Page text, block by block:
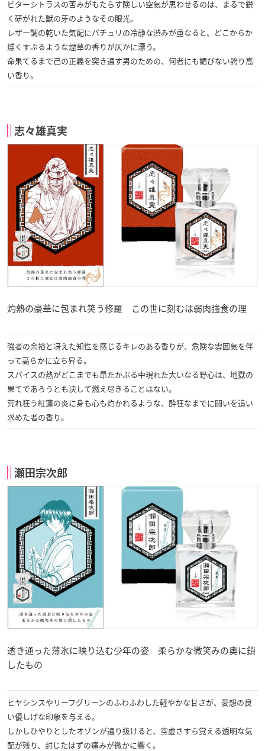
ビターシトラスの苦みがもたらす険しい空気が思わせるのは、まるで鋭
く研がれた獣の牙のようなその眼光。
レザー調の乾いた気配にパチュリの冷静な渋みが重なると、どこからか
燻くすぶるような煙草の香りが仄かに漂う。
命果てるまで己の正義を突き通す男のための、何者にも媚びない誇り高
い香り。
志々雄真実
灼熱の豪華に包まれ笑う修羅 この世に刻むは弱肉強食の理
強者の余裕と冴えた知性を感じるキレのある香りが、危険な雰囲気を伴
って高らかに立ち昇る。
スパイスの熱がどこまでも昂たかぶる中現れた大いなる野心は、地獄の
果てであろうとも決して燃え尽きることはない。
荒れ狂う紅蓮の炎に身も心も灼かれるような、酔狂なまでに闘いを追い
求めた者の香り。
瀬田宗次郎
透き通った薄氷に映り込む少年の姿 柔らかな微笑みの奥に鎖
したもの
ヒヤシンスやリーフグリーンのふわふわした軽やかな甘さが、愛想の良
い優しげな印象を与える。
しかしひやりとしたオゾンが通り抜けると、空虚さすら覚える透明な気
配が残り、封じたはずの痛みが微かに響く。